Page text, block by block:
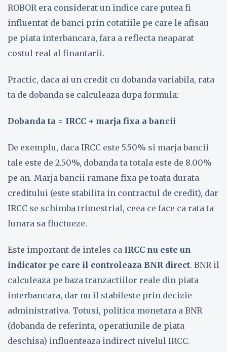
ROBOR era considerat un indice care putea fi
influentat de banci prin cotatiile pe care le afisau
pe piata interbancara, fara a reflecta neaparat
costul real al finantarii.
Practic, daca ai un credit cu dobanda variabila, rata
ta de dobanda se calculeaza dupa formula:
Dobanda ta = IRCC + marja fixa a bancii
De exemplu, daca IRCC este 5.50% si marja bancii
tale este de 2.50%, dobanda ta totala este de 8.00%
pe an. Marja bancii ramane fixa pe toata durata
creditului (este stabilita in contractul de credit), dar
IRCC se schimba trimestrial, ceea ce face ca rata ta
lunara sa fluctueze.
Este important de inteles ca IRCC nu este un
indicator pe care il controleaza BNR direct. BNR il
calculeaza pe baza tranzactiilor reale din piata
interbancara, dar nu il stabileste prin decizie
administrativa. Totusi, politica monetara a BNR
(dobanda de referinta, operatiunile de piata
deschisa) influenteaza indirect nivelul IRCC.